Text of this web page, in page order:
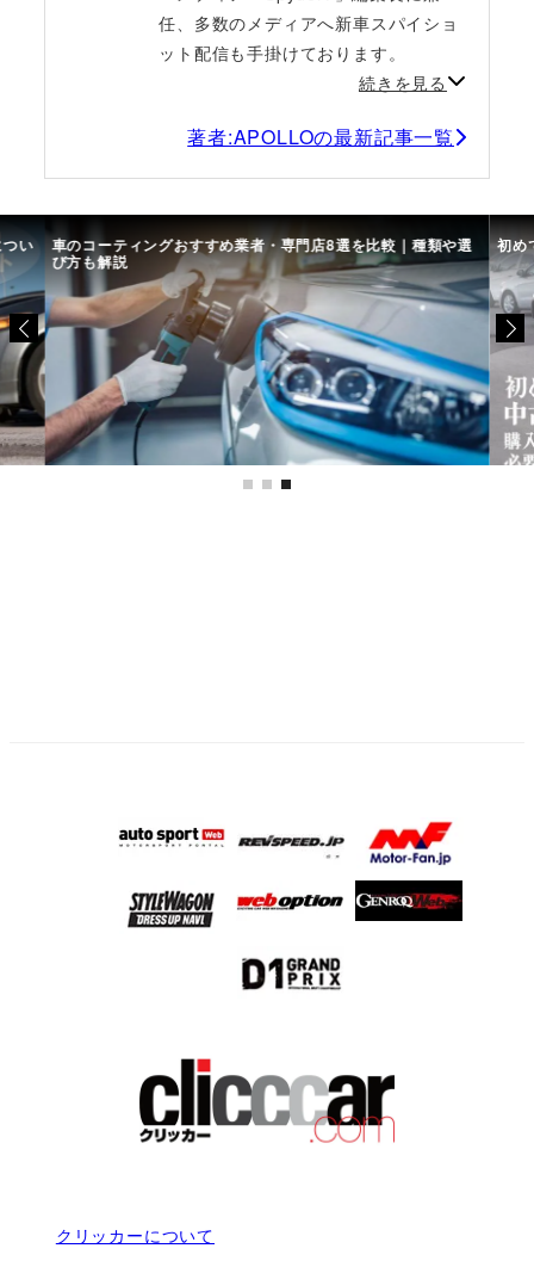
任、多数のメディアへ新車スパイショ
ット配信も手掛けております。
続きを見る
著者:APOLLOの最新記事一覧
い 車のコーティングおすすめ業者・専門店8選を比較｜種類や選
び方も解説
初め
クリッカーについて